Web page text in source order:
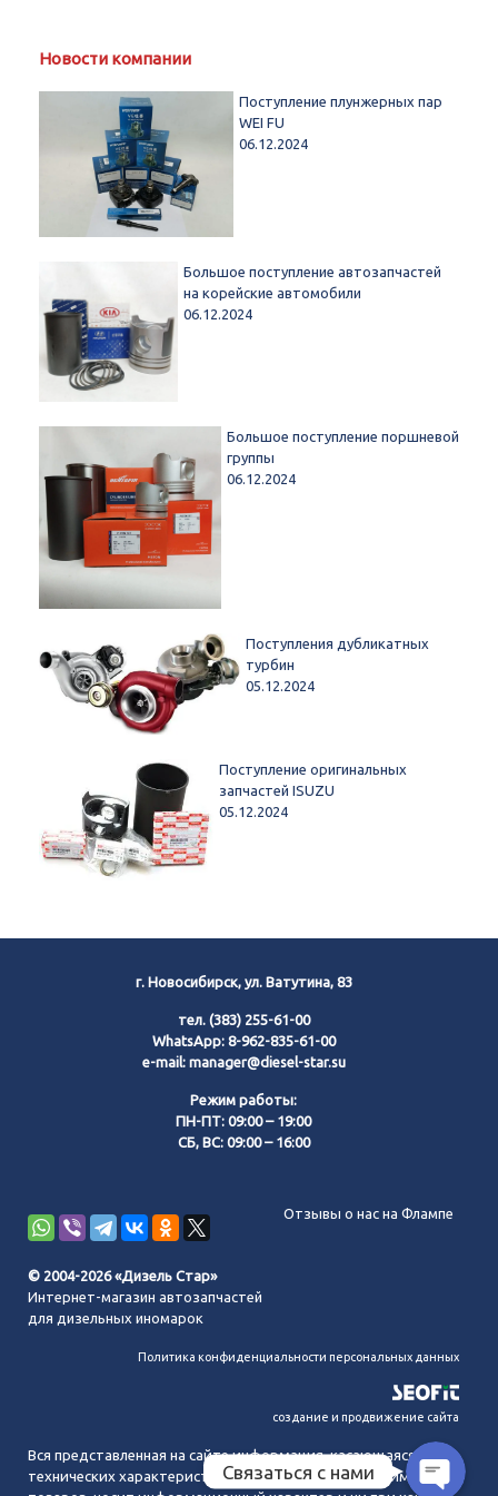
Новости компании
Поступление плунжерных пар
WEI FU
06.12.2024
Большое поступление автозапчастей
на корейские автомобили
06.12.2024
Большое поступление поршневой
группы
06.12.2024
Поступления дубликатных
турбин
05.12.2024
Поступление оригинальных
запчастей ISUZU
05.12.2024
г. Новосибирск, ул. Ватутина, 83
тел. (383) 255-61-00
WhatsApp: 8-962-835-61-00
e-mail: manager@diesel-star.su
Режим работы:
ПН-ПТ: 09:00 – 19:00
СБ, ВС: 09:00 – 16:00
Отзывы о нас на Флампе
© 2004-2026 «Дизель Стар»
Интернет-магазин автозапчастей
для дизельных иномарок
Политика конфиденциальности персональных данных
создание и продвижение сайта
Вся представленная на сайте информация, касающаяся
технических характеристик, наличия на складе, стоимости
Связаться с нами